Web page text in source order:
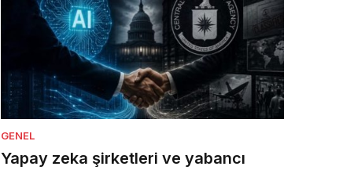
GENEL
Yapay zeka şirketleri ve yabancı